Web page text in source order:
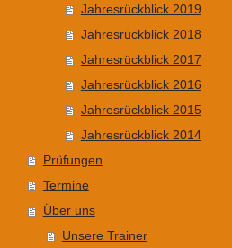
Jahresrückblick 2019
Jahresrückblick 2018
Jahresrückblick 2017
Jahresrückblick 2016
Jahresrückblick 2015
Jahresrückblick 2014
Prüfungen
Termine
Über uns
Unsere Trainer